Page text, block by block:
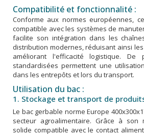
Compatibilité et fonctionnalité :
Conforme aux normes européennes,
compatible avec les systèmes de
facilite son intégration dans les
distribution modernes, réduisant ainsi
améliorant l'efficacité logistique. De
standardisées permettent une
dans les entrepôts et lors du transport.
Utilisation du bac :
1. Stockage et transport de
Le bac gerbable norme Europe
secteur agroalimentaire. Grâce à son
solide compatible avec le contact